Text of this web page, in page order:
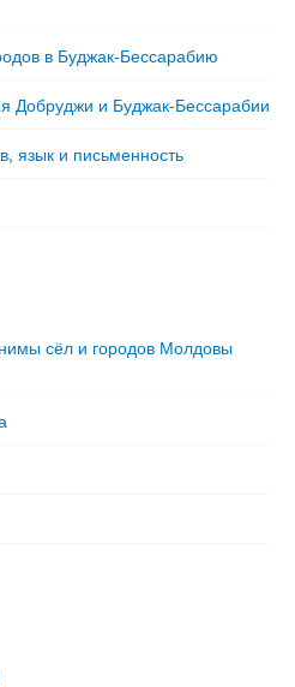
в Буджак-Бессарабию
Добруджи и Буджак-Бессарабии
язык и письменность
сёл и городов Молдовы